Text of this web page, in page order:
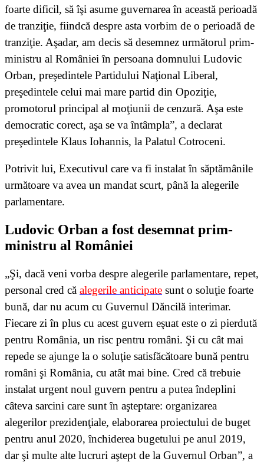
foarte dificil, să îşi asume guvernarea în această perioadă
de tranziţie, fiindcă despre asta vorbim de o perioadă de
tranziţie. Aşadar, am decis să desemnez următorul prim-
ministru al României în persoana domnului Ludovic
Orban, preşedintele Partidului Naţional Liberal,
preşedintele celui mai mare partid din Opoziţie,
promotorul principal al moţiunii de cenzură. Aşa este
democratic corect, aşa se va întâmpla”, a declarat
preşedintele Klaus Iohannis, la Palatul Cotroceni.
Potrivit lui, Executivul care va fi instalat în săptămânile
următoare va avea un mandat scurt, până la alegerile
parlamentare.
Ludovic Orban a fost desemnat prim-
ministru al României
„Şi, dacă veni vorba despre alegerile parlamentare, repet,
personal cred că alegerile anticipate sunt o soluţie foarte
bună, dar nu acum cu Guvernul Dăncilă interimar.
Fiecare zi în plus cu acest guvern eşuat este o zi pierdută
pentru România, un risc pentru români. Şi cu cât mai
repede se ajunge la o soluţie satisfăcătoare bună pentru
români şi România, cu atât mai bine. Cred că trebuie
instalat urgent noul guvern pentru a putea îndeplini
câteva sarcini care sunt în aşteptare: organizarea
alegerilor prezidenţiale, elaborarea proiectului de buget
pentru anul 2020, închiderea bugetului pe anul 2019,
dar şi multe alte lucruri aştept de la Guvernul Orban”, a